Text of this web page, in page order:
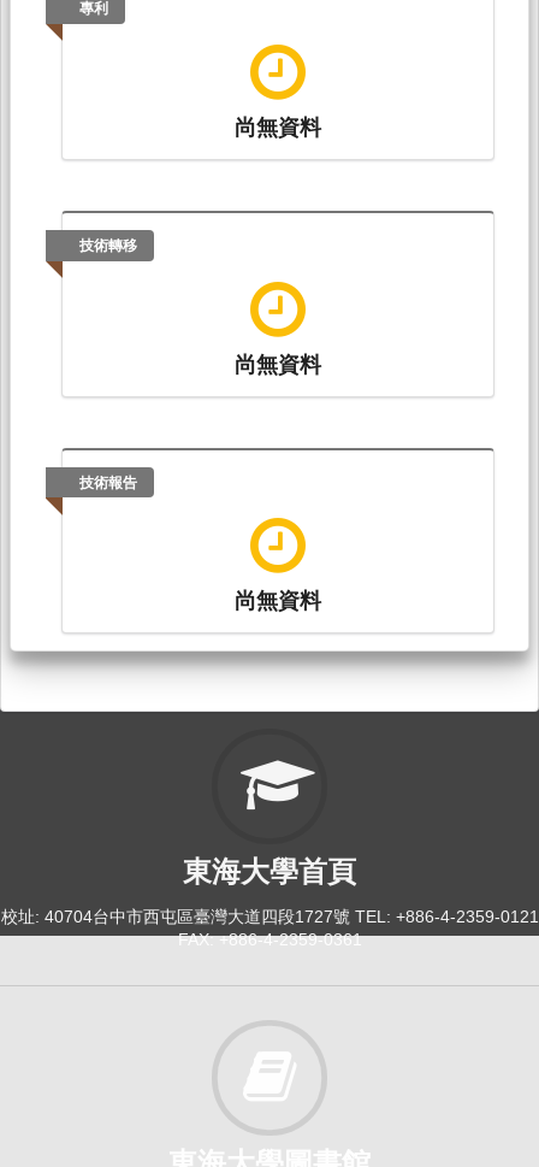
專利
尚無資料
技術轉移
尚無資料
技術報告
尚無資料
東海大學首頁
校址: 40704台中市西屯區臺灣大道四段1727號 TEL: +886-4-2359-0121
FAX: +886-4-2359-0361